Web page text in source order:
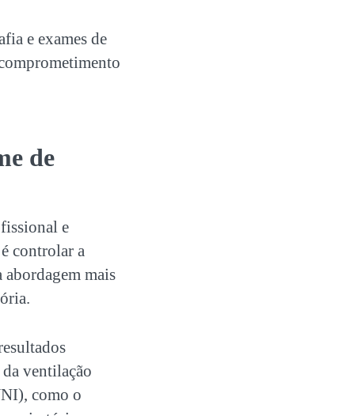
e exames de
de
e
controlar a
abordagem mais
ventilação
como o